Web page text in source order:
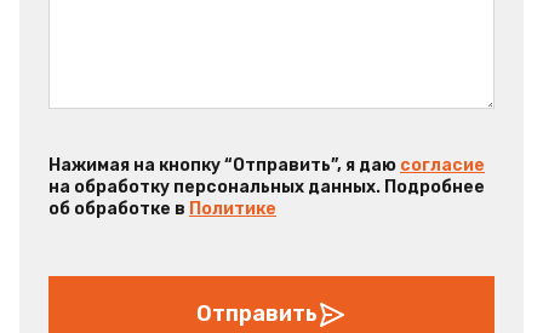
Нажимая на кнопку “Отправить”, я даю согласие
на обработку персональных данных. Подробнее
об обработке в Политике
Отправить